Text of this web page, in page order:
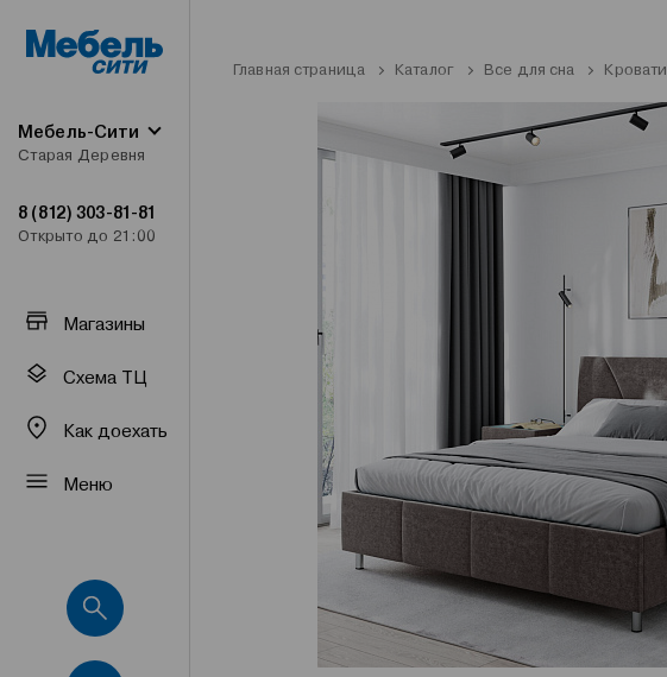
Мебель-Сити
Старая Деревня
8 (812) 303-81-81
Открыто до 21:00
Магазины
Схема ТЦ
Как доехать
Меню
Главная страница Каталог Все для сна Кровати